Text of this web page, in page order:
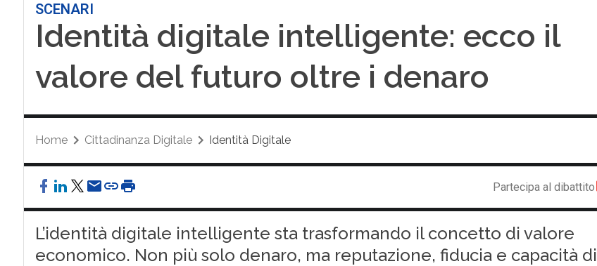
SCENARI
Identità digitale intelligente: ecco il
valore del futuro oltre i denaro
Home Cittadinanza Digitale Identità Digitale
Partecipa al dibattito
L’identità digitale intelligente sta trasformando il concetto di valore
economico. Non più solo denaro, ma reputazione, fiducia e capacità di